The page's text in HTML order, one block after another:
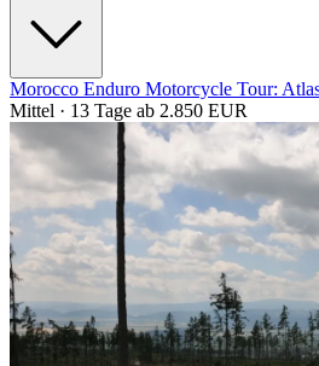
Morocco Enduro Motorcycle Tour:
Mittel · 13 Tage ab 2.850 EUR